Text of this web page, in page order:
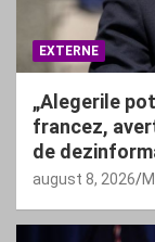
EXTERNE
„Alegerile
francez,
de
august 8, 2026